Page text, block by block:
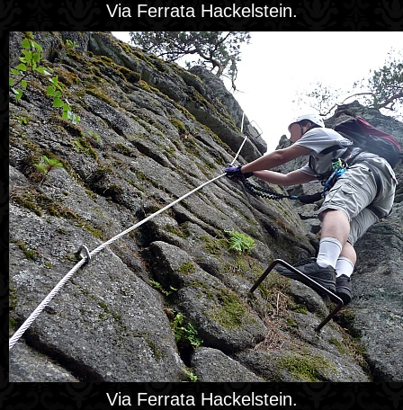
Via Ferrata Hackelstein.
Via Ferrata Hackelstein.